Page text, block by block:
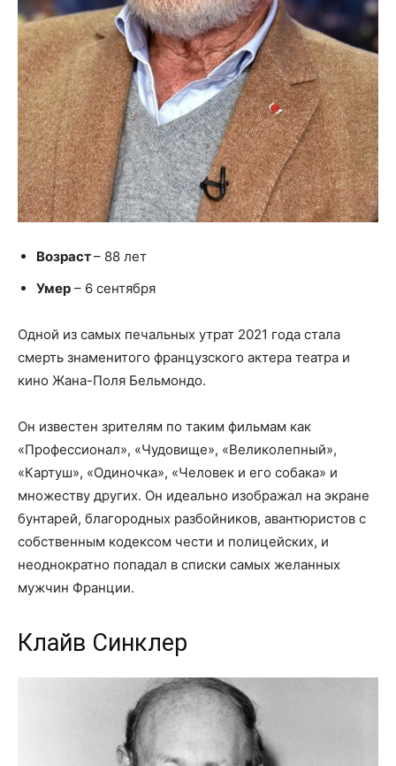
Возраст– 88 лет
Умер – 6 сентября
Одной из самых печальных утрат 2021 года стала
смерть знаменитого французского актера театра и
кино Жана-Поля Бельмондо.
Он известен зрителям по таким фильмам как
«Профессионал», «Чудовище», «Великолепный»,
«Картуш», «Одиночка», «Человек и его собака» и
множеству других. Он идеально изображал на экране
бунтарей, благородных разбойников, авантюристов с
собственным кодексом чести и полицейских, и
неоднократно попадал в списки самых желанных
мужчин Франции.
Клайв Синклер